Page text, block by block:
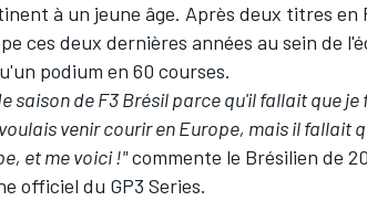
à un jeune âge. Après deux titres en
ces deux dernières années au sein de
podium en 60 courses.
saison de F3 Brésil parce qu'il fallait que
venir courir en Europe, mais il fallait
et me voici !"commente le Brésilien de
officiel du GP3 Series.